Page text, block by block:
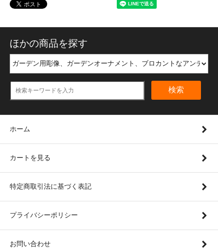
ほかの商品を探す
検索
ホーム
カートを見る
特定商取引法に基づく表記
プライバシーポリシー
お問い合わせ